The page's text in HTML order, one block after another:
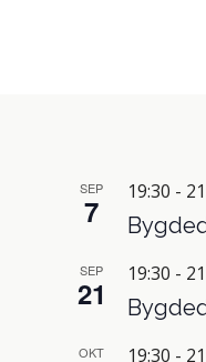
SEP
7
19:30 -
SEP
21
19:30 -
OKT 19:30 -